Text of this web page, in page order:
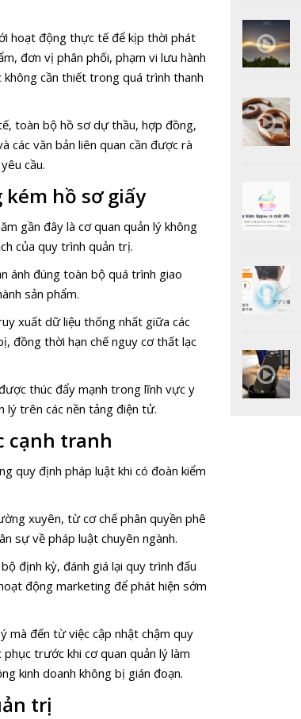
hoạt động thực tế để kịp thời phát
đơn vị phân phối, phạm vi lưu hành
cần thiết trong quá trình thanh
toàn bộ hồ sơ dự thầu, hợp đồng,
các văn bản liên quan cần được rà
cầu.
hồ sơ giấy
gần đây là cơ quan quản lý không
của quy trình quản trị.
ánh đúng toàn bộ quá trình giao
sản phẩm.
xuất dữ liệu thống nhất giữa các
đồng thời hạn chế nguy cơ thất lạc
thúc đẩy mạnh trong lĩnh vực y
lý trên các nền tảng điện tử.
cạnh tranh
quy định pháp luật khi có đoàn kiểm
xuyên, từ cơ chế phân quyền phê
sự về pháp luật chuyên ngành.
định kỳ, đánh giá lại quy trình đấu
động marketing để phát hiện sớm
mà đến từ việc cập nhật chậm quy
trước khi cơ quan quản lý làm
kinh doanh không bị gián đoạn.
trị